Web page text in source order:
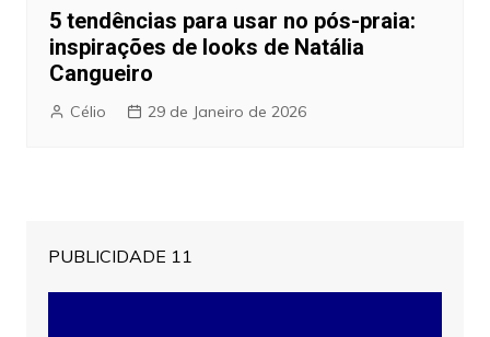
5 tendências para usar no pós-praia:
inspirações de looks de Natália
Cangueiro
Célio 29 de Janeiro de 2026
PUBLICIDADE 11